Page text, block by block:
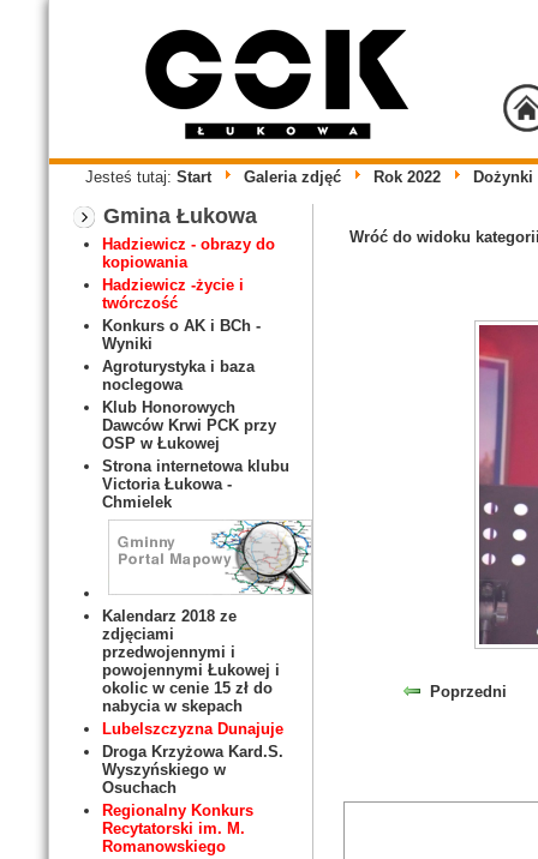
Jesteś tutaj: Start Galeria zdjęć Rok 2022
Gmina Łukowa
Hadziewicz - obrazy do
kopiowania
Hadziewicz -życie i
twórczość
Konkurs o AK i BCh -
Wyniki
Agroturystyka i baza
noclegowa
Klub Honorowych
Dawców Krwi PCK przy
OSP w Łukowej
Strona internetowa klubu
Victoria Łukowa -
Chmielek
Kalendarz 2018 ze
zdjęciami
przedwojennymi i
powojennymi Łukowej i
okolic w cenie 15 zł do
nabycia w skepach
Lubelszczyzna Dunajuje
Droga Krzyżowa Kard.S.
Wyszyńskiego w
Osuchach
Regionalny Konkurs
Recytatorski im. M.
Romanowskiego
Wróć do widoku
Poprzedni